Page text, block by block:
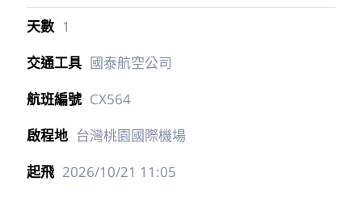
1
國泰航空公司
CX564
台灣桃園國際機場
2026/10/21 11:05